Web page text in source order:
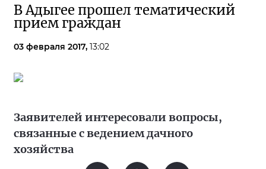
В Адыгее прошел тематический
прием граждан
03 февраля 2017, 13:02
Заявителей интересовали вопросы,
связанные с ведением дачного
хозяйства